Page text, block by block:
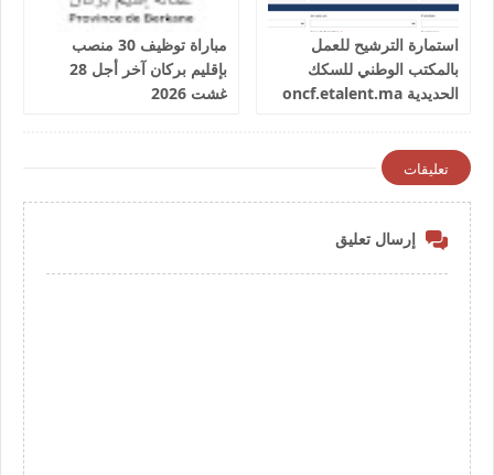
استمارة الترشيح للعمل
بالمكتب الوطني للسكك
الحديدية oncf.etalent.ma
مباراة توظيف 30 منصب
بإقليم بركان آخر أجل 28
غشت 2026
تعليقات
إرسال تعليق